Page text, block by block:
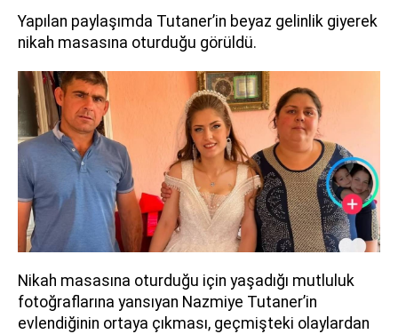
Yapılan paylaşımda Tutaner’in beyaz gelinlik giyerek
nikah masasına oturduğu görüldü.
Nikah masasına oturduğu için yaşadığı mutluluk
fotoğraflarına yansıyan Nazmiye Tutaner’in
evlendiğinin ortaya çıkması, geçmişteki olaylardan